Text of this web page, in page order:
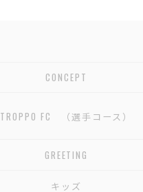
CONCEPT
TROPPO FC （選手コース）
GREETING
キッズ